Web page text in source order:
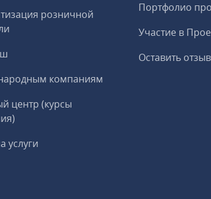
розничной
компаниям
центр (курсы
услуги
Портфолио
Участие в
Оставить отзыв